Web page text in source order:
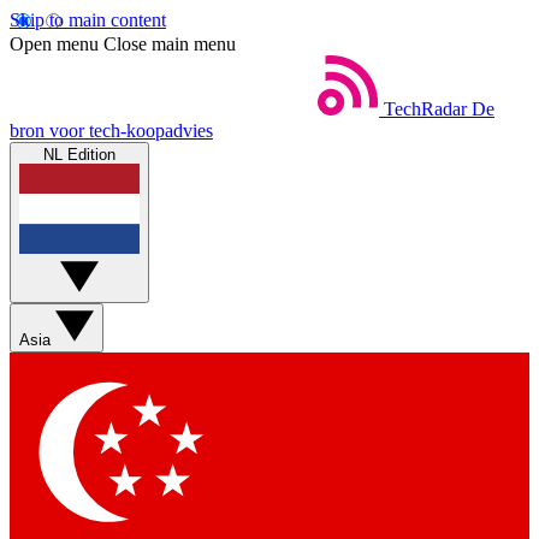
Skip to main content
Open menu Close main menu
TechRadar De
bron voor tech-koopadvies
NL Edition
Asia